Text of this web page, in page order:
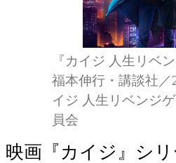
『カイジ 人生リベ
福本伸行・講談社／
イジ 人生リベンジ
員会
映画『カイジ』シ